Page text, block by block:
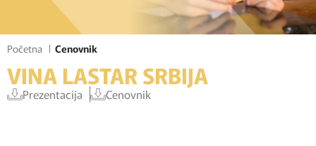
Početna Cenovnik
VINA LASTAR SRBIJA
Prezentacija Cenovnik